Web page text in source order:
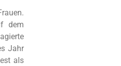
dem
Jahr
als